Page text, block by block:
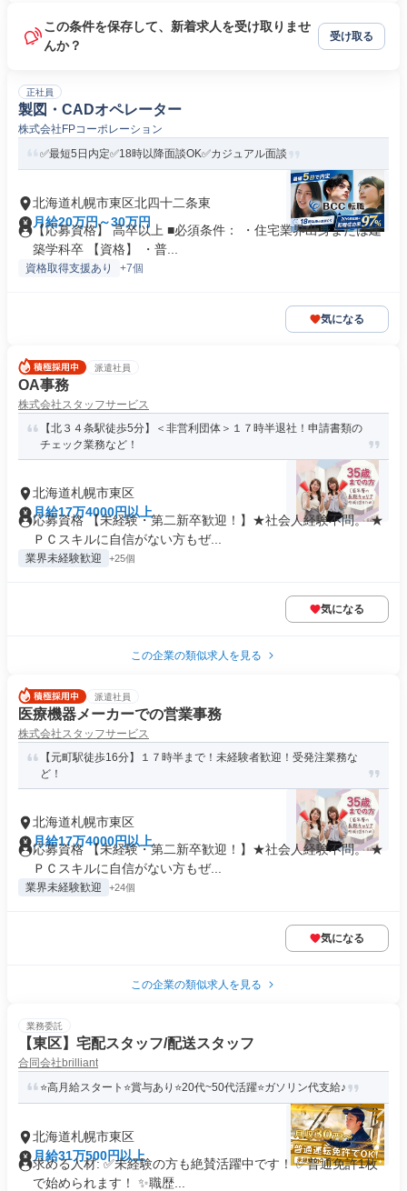
この条件を保存して、新着求人を受け取りませ
んか？
受け取る
正社員
製図・CADオペレーター
株式会社FPコーポレーション
✅最短5日内定✅18時以降面談OK✅カジュアル面談
北海道札幌市東区北四十二条東
月給20万円～30万円
【応募資格】 高卒以上 ■必須条件： ・住宅業界出身または建
築学科卒 【資格】 ・普...
資格取得支援あり +7個
気になる
派遣社員
OA事務
株式会社スタッフサービス
【北３４条駅徒歩5分】＜非営利団体＞１７時半退社！申請書類の
チェック業務など！
北海道札幌市東区
月給17万4000円以上
応募資格 【未経験・第二新卒歓迎！】★社会人経験不問。 ★
ＰＣスキルに自信がない方もぜ...
業界未経験歓迎 +25個
気になる
この企業の類似求人を見る
派遣社員
医療機器メーカーでの営業事務
株式会社スタッフサービス
【元町駅徒歩16分】１７時半まで！未経験者歓迎！受発注業務な
ど！
北海道札幌市東区
月給17万4000円以上
応募資格 【未経験・第二新卒歓迎！】★社会人経験不問。 ★
ＰＣスキルに自信がない方もぜ...
業界未経験歓迎 +24個
気になる
この企業の類似求人を見る
業務委託
【東区】宅配スタッフ/配送スタッフ
合同会社brilliant
⭐️高月給スタート⭐️賞与あり⭐️20代~50代活躍⭐️ガソリン代支給♪
北海道札幌市東区
月給31万500円以上
求める人材: ✅未経験の方も絶賛活躍中です！ ✅普通免許1枚
で始められます！ ✨職歴...